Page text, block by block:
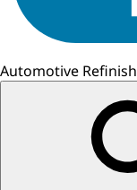
Automotive Refinish